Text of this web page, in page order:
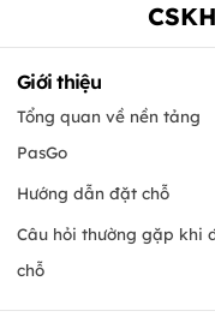
CSKH
Giới thiệu
Tổng quan về nền tảng
PasGo
Hướng dẫn đặt chỗ
Câu hỏi thường gặp khi
chỗ